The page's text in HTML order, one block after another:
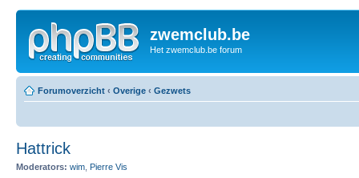
zwemclub.be
Het zwemclub.be forum
Forumoverzicht ‹ Overige ‹ Gezwets
Hattrick
Moderators: wim Pierre Vis